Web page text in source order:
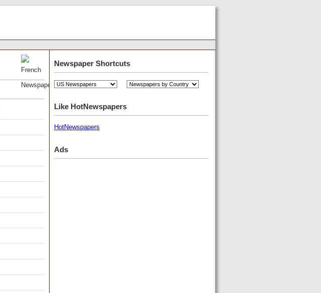
Newspaper Shortcuts
Like HotNewspapers
HotNewspapers
Ads